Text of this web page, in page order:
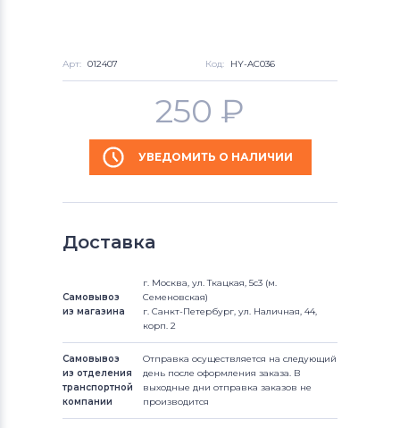
Арт: 012407 Код: HY-AC036
250 ₽
УВЕДОМИТЬ О НАЛИЧИИ
Доставка
Самовывоз
из магазина
г. Москва, ул. Ткацкая, 5с3 (м.
Семеновская)
г. Санкт-Петербург, ул. Наличная, 44,
корп. 2
Самовывоз
из отделения
транспортной
компании
Отправка осуществляется на следующий
день после оформления заказа. В
выходные дни отправка заказов не
производится